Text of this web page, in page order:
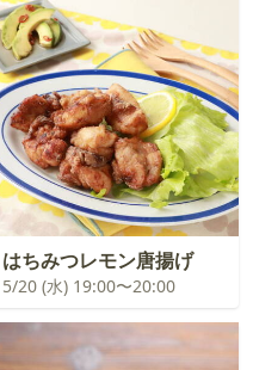
はちみつレモン唐揚げ
5/20 (水) 19:00〜20:00